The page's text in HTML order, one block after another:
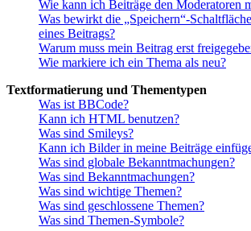
Wie kann ich Beiträge den Moderatoren
Was bewirkt die „Speichern“-
eines Beitrags?
Warum muss mein Beitrag erst
Wie markiere ich ein Thema als neu?
Textformatierung und Thementypen
Was ist BBCode?
Kann ich HTML benutzen?
Was sind Smileys?
Kann ich Bilder in meine Beiträge
Was sind globale Bekanntmachungen?
Was sind Bekanntmachungen?
Was sind wichtige Themen?
Was sind geschlossene Themen?
Was sind Themen-Symbole?